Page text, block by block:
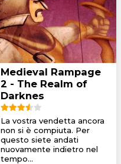
Medieval Rampage
2 - The Realm of
Darknes
La vostra vendetta ancora
non si è compiuta. Per
questo siete andati
nuovamente indietro nel
tempo...